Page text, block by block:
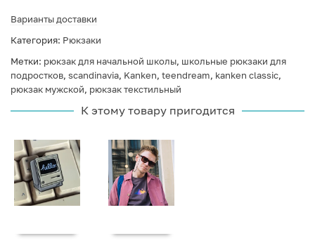
Варианты доставки
Категория: Рюкзаки
Метки: рюкзак для начальной школы, школьные рюкзаки для
подростков, scandinavia, Kanken, teendream, kanken classic,
рюкзак мужской, рюкзак текстильный
К этому товару пригодится